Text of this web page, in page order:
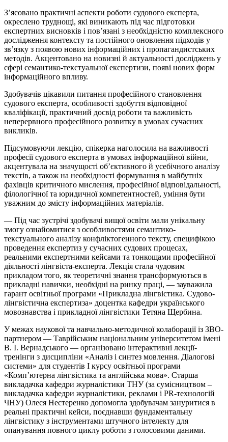
З’ясовано практичні аспекти роботи судового експерта,
окреслено труднощі, які виникають під час підготовки
експертних висновків і пов’язані з необхідністю комплексного
дослідження контексту та постійного оновлення підходів у
зв’язку з появою нових інформаційних і пропагандистських
методів. Акцентовано на новизні й актуальності досліджень у
сфері семантико-текстуальної експертизи, появі нових форм
інформаційного впливу.
Здобувачів цікавили питання професійного становлення
судового експерта, особливості здобуття відповідної
кваліфікації, практичний досвід роботи та важливість
неперервного професійного розвитку в умовах сучасних
викликів.
Підсумовуючи лекцію, спікерка наголосила на важливості
професії судового експерта в умовах інформаційної війни,
акцентувала на значущості об’єктивного й усебічного аналізу
текстів, а також на необхідності формування в майбутніх
фахівців критичного мислення, професійної відповідальності,
філологічної та юридичної компетентностей, уміння бути
уважним до змісту інформаційних матеріалів.
— Під час зустрічі здобувачі вищої освіти мали унікальну
змогу ознайомитися з особливостями семантико-
текстуального аналізу конфліктогенного тексту, специфікою
проведення експертиз у сучасних судових процесах,
реальними експертними кейсами та тонкощами професійної
діяльності лінгвіста-експерта. Лекція стала чудовим
прикладом того, як теоретичні знання трансформуються в
прикладні навички, необхідні на ринку праці, — зауважила
гарант освітньої програми «Прикладна лінгвістика. Судово-
лінгвістична експертиза» доцентка кафедри українського
мовознавства і прикладної лінгвістики Тетяна Щербина.
У межах наукової та навчально-методичної колаборації із ЗВО-
партнером — Таврійським національним університетом імені
В. І. Вернадського — організовано інтерактивні лекції-
тренінги з дисципліни «Аналіз і синтез мовлення. Діалогові
системи» для студентів І курсу освітньої програми
«Комп’ютерна лінгвістика та англійська мова». Старша
викладачка кафедри журналістики ТНУ (за сумісництвом –
викладачка кафедри журналістики, реклами і PR-технологій
ЧНУ) Олеся Нестеренко допомогла здобувачам зануритися в
реальні практичні кейси, поєднавши фундаментальну
лінгвістику з інструментами штучного інтелекту для
опанування повного циклу роботи з голосовими даними.